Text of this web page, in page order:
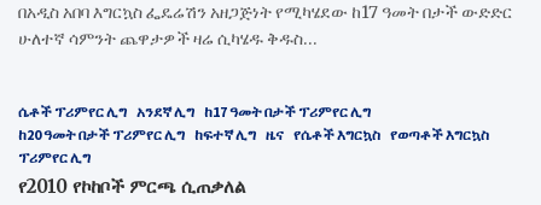
በአዲስ አበባ እግርኳስ ፌዴሬሽን አዘጋጅነት የሚካሄደው ከ17 ዓመት በታች ውድድር
ሁለተኛ ሳምንት ጨዋታዎች ዛሬ ሲካሄዱ ቅዱስ…
ሴቶች ፕሪምየር ሊግ አንደኛ ሊግ ከ17 ዓመት በታች ፕሪምየር ሊግ
ከ20 ዓመት በታች ፕሪምየር ሊግ ከፍተኛ ሊግ ዜና የሴቶች እግርኳስ የወጣቶች እግርኳስ
ፕሪምየር ሊግ
የ2010 የኮከቦች ምርጫ ሲጠቃለል